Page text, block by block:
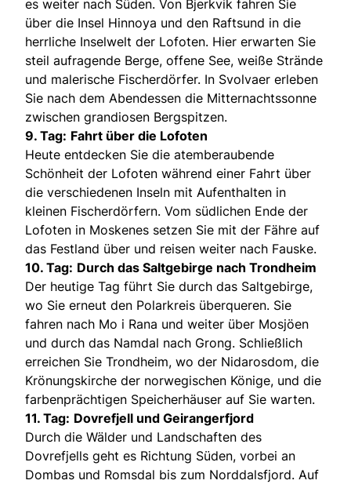
es weiter nach Süden. Von Bjerkvik fahren Sie
über die Insel Hinnoya und den Raftsund in die
herrliche Inselwelt der Lofoten. Hier erwarten Sie
steil aufragende Berge, offene See, weiße Strände
und malerische Fischerdörfer. In Svolvaer erleben
Sie nach dem Abendessen die Mitternachtssonne
zwischen grandiosen Bergspitzen.
9. Tag: Fahrt über die Lofoten
Heute entdecken Sie die atemberaubende
Schönheit der Lofoten während einer Fahrt über
die verschiedenen Inseln mit Aufenthalten in
kleinen Fischerdörfern. Vom südlichen Ende der
Lofoten in Moskenes setzen Sie mit der Fähre auf
das Festland über und reisen weiter nach Fauske.
10. Tag: Durch das Saltgebirge nach Trondheim
Der heutige Tag führt Sie durch das Saltgebirge,
wo Sie erneut den Polarkreis überqueren. Sie
fahren nach Mo i Rana und weiter über Mosjöen
und durch das Namdal nach Grong. Schließlich
erreichen Sie Trondheim, wo der Nidarosdom, die
Krönungskirche der norwegischen Könige, und die
farbenprächtigen Speicherhäuser auf Sie warten.
11. Tag: Dovrefjell und Geirangerfjord
Durch die Wälder und Landschaften des
Dovrefjells geht es Richtung Süden, vorbei an
Dombas und Romsdal bis zum Norddalsfjord. Auf